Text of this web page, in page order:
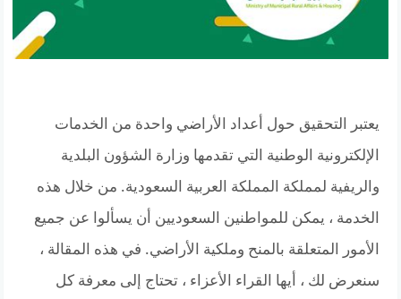
يعتبر التحقيق حول أعداد الأراضي واحدة من الخدمات
الإلكترونية الوطنية التي تقدمها وزارة الشؤون البلدية
والريفية لمملكة المملكة العربية السعودية. من خلال هذه
الخدمة ، يمكن للمواطنين السعوديين أن يسألوا عن جميع
الأمور المتعلقة بالمنح وملكية الأراضي. في هذه المقالة ،
سنعرض لك ، أيها القراء الأعزاء ، تحتاج إلى معرفة كل